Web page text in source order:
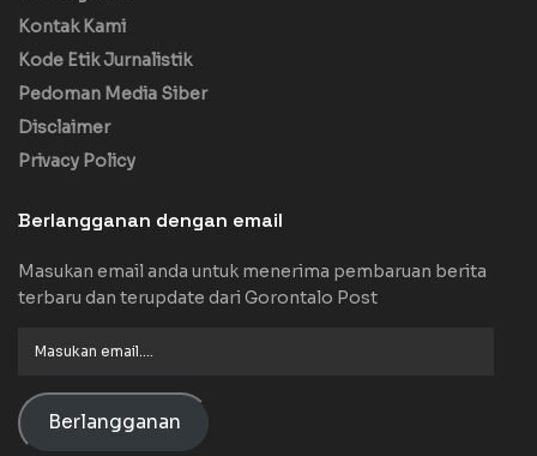
Kontak Kami
Kode Etik Jurnalistik
Pedoman Media Siber
Disclaimer
Privacy Policy
Berlangganan dengan email
Masukan email anda untuk menerima pembaruan berita
terbaru dan terupdate dari Gorontalo Post
Berlangganan